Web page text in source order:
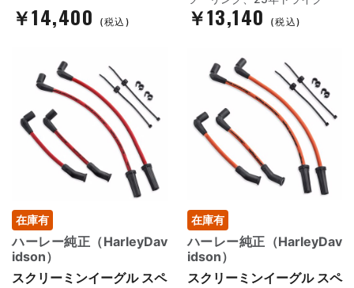
￥14,400 (税込) ￥13,140 (税込)
在庫有
ハーレー純正（HarleyDav
idson）
スクリーミンイーグル スペ
在庫有
ハーレー純正（HarleyDav
idson）
スクリーミンイーグル スペ